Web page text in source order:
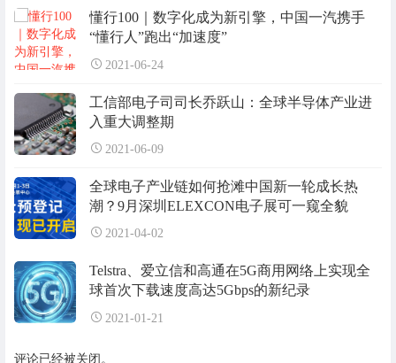
懂行100｜数字化成为新引擎，中国一汽携手
“懂行人”跑出“加速度”
2021-06-24
工信部电子司司长乔跃山：全球半导体产业进
入重大调整期
2021-06-09
全球电子产业链如何抢滩中国新一轮成长热
潮？9月深圳ELEXCON电子展可一窥全貌
2021-04-02
Telstra、爱立信和高通在5G商用网络上实现全
球首次下载速度高达5Gbps的新纪录
2021-01-21
评论已经被关闭。